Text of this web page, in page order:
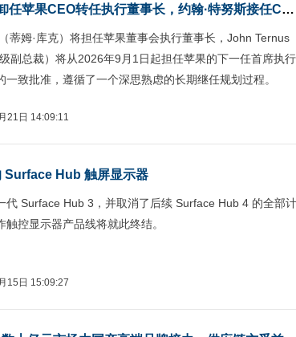
苹果官宣：库克今年9月卸任苹果CEO转任执行董事长，约翰·特努斯接任CEO
蒂姆·库克）将担任苹果董事会执行董事长，John Ternus
级副总裁）将从2026年9月1日起担任苹果的下一任首席执行
致批准，遵循了一个深思熟虑的长期继任规划过程。
21日 14:09:11
Surface Hub 触屏显示器
代 Surface Hub 3，并取消了后续 Surface Hub 4 的全部计
控显示器产品线将就此终结。
15日 15:09:27